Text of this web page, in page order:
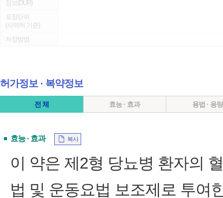
정보(DUR)
포장단위
(식약처 기준)
저장방법
허가정보 ∙ 복약정보
전 체 효능 · 효과 용법 · 용량
효능 · 효과 복사
이 약은 제2형 당뇨병 환자의
법 및 운동요법 보조제로 투여